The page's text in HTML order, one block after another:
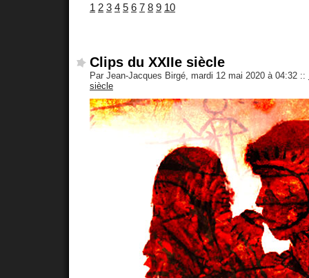
1 2 3 4 5 6 7 8 9 10
Clips du XXIIe siècle
Par Jean-Jacques Birgé, mardi 12 mai 2020 à 04:32 ::
siècle